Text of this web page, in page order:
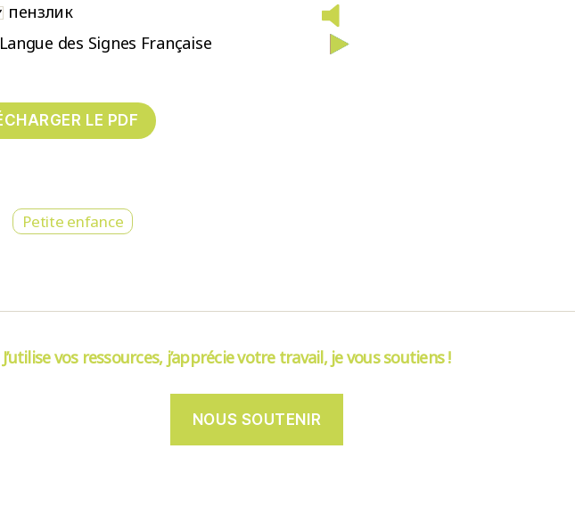
пензлик
Langue des Signes Française
Petite enfance
J’utilise vos ressources, j’apprécie votre travail, je vous soutiens !
NOUS SOUTENIR